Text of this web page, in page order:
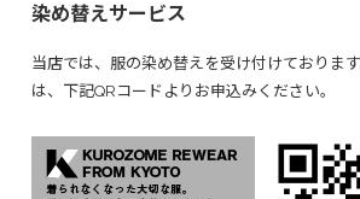
染め替えサービス
当店では、服の染め替えを受け付けておりま
は、下記QRコードよりお申込みください。